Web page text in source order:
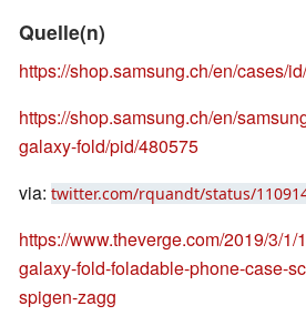
Quelle(n)
https://shop.samsung.ch/en/cases/
https://shop.samsung.ch/en/
galaxy-fold/pid/480575
via: twitter.com/rquandt/status/
https://www.theverge.com/2019/3/
galaxy-fold-foladable-phone-case-
spigen-zagg